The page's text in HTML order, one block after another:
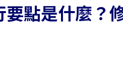
點是什麼？